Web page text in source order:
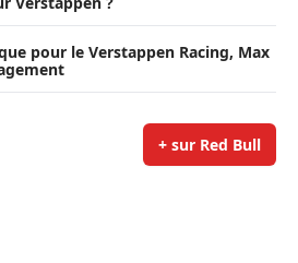
pour le Verstappen Racing, Max
+ sur Red Bull